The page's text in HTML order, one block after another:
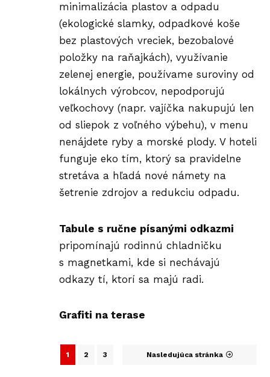
minimalizácia plastov a odpadu
(ekologické slamky, odpadkové koše
bez plastových vreciek, bezobalové
položky na raňajkách), využívanie
zelenej energie, používame suroviny od
lokálnych výrobcov, nepodporujú
veľkochovy (napr. vajíčka nakupujú len
od sliepok z voľného výbehu), v menu
nenájdete ryby a morské plody. V hoteli
funguje eko tím, ktorý sa pravidelne
stretáva a hľadá nové námety na
šetrenie zdrojov a redukciu odpadu.
Tabule s ručne písanými odkazmi
pripomínajú rodinnú chladničku
s magnetkami, kde si nechávajú
odkazy tí, ktorí sa majú radi.
Grafiti na terase
1 2 3 Nasledujúca stránka